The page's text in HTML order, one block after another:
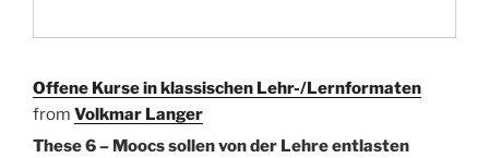
Offene Kurse in klassischen Lehr-/Lernformaten
from Volkmar Langer
These 6 – Moocs sollen von der Lehre entlasten